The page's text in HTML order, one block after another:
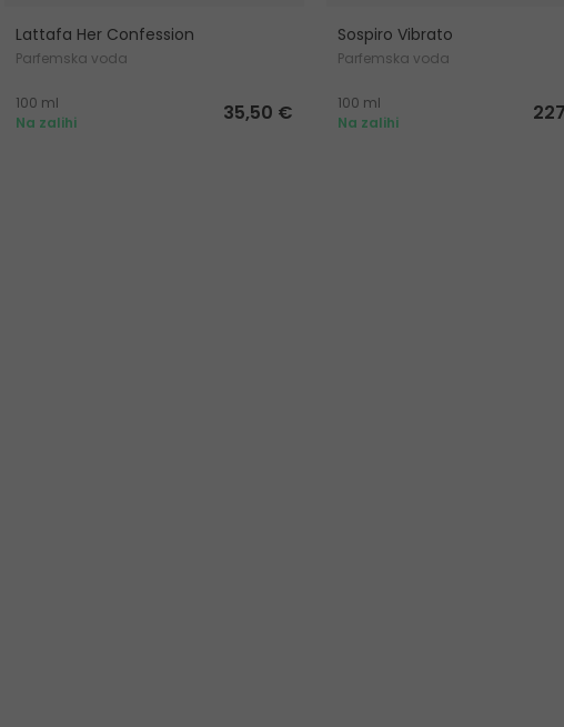
Lattafa Her Confession
Parfemska voda
100 ml
Na zalihi
35,50 €
Sospiro Vibrato
Parfemska voda
100 ml
Na zalihi